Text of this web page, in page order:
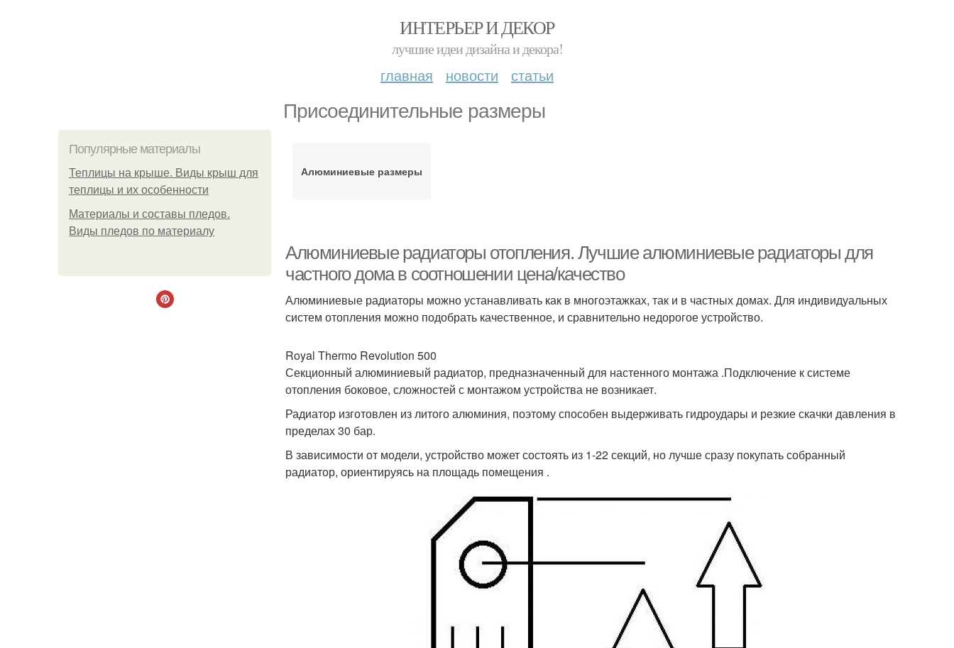
ИНТЕРЬЕР И ДЕКОР
лучшие идеи дизайна и декора!
главная новости статьи
Присоединительные размеры
Популярные материалы
Теплицы на крыше. Виды крыш для
теплицы и их особенности
Материалы и составы пледов.
Виды пледов по материалу
Алюминиевые размеры
Алюминиевые радиаторы отопления. Лучшие алюминиевые радиаторы для
частного дома в соотношении цена/качество
Алюминиевые радиаторы можно устанавливать как в многоэтажках, так и в частных домах. Для индивидуальных
систем отопления можно подобрать качественное, и сравнительно недорогое устройство.
Royal Thermo Revolution 500
Секционный алюминиевый радиатор, предназначенный для настенного монтажа .Подключение к системе
отопления боковое, сложностей с монтажом устройства не возникает.
Радиатор изготовлен из литого алюминия, поэтому способен выдерживать гидроудары и резкие скачки давления в
пределах 30 бар.
В зависимости от модели, устройство может состоять из 1-22 секций, но лучше сразу покупать собранный
радиатор, ориентируясь на площадь помещения .